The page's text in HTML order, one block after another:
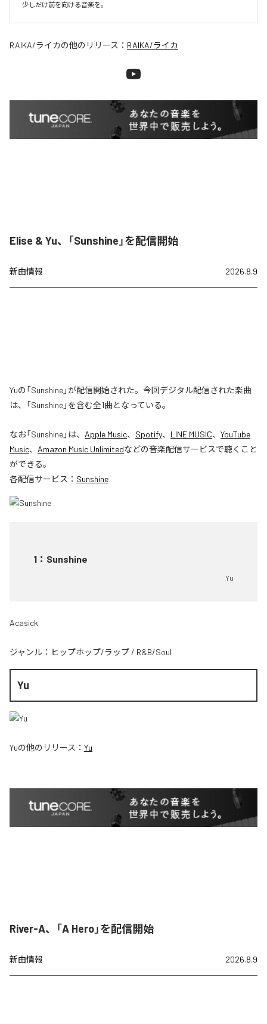
少しだけ前を向ける音楽を。
RAIKA/ライカの他のリリース： RAIKA/ライカ
Elise & Yu、「Sunshine」を配信開始
新曲情報 2026.8.9
Yuの「Sunshine」が配信開始された。今回デジタル配信された楽曲
は、「Sunshine」を含む全1曲となっている。
なお「Sunshine」は、 Apple Music、 Spotify、 LINE MUSIC、 YouTube
Music、 Amazon Music Unlimitedなどの音楽配信サービスで聴くこと
ができる。
各配信サービス： Sunshine
1 ： Sunshine
Yu
Acasick
ジャンル： ヒップホップ/ラップ / R&B/Soul
Yu
Yuの他のリリース： Yu
River-A、「A Hero」を配信開始
新曲情報 2026.8.9